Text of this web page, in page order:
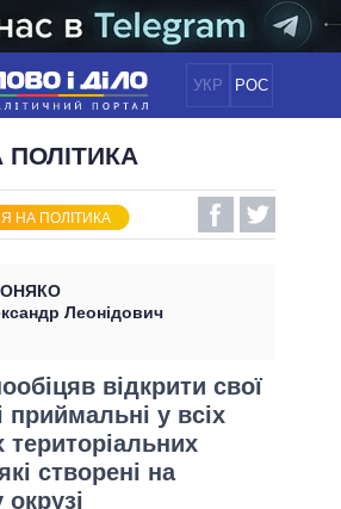
УКР РОС
НОВИНИ
ПОЛІТИКА
ЕКОНОМІКА
СВІТ
ОБIЦЯНКИ
ОФІС
ІНФОГРАФІКА
ПІДТРИМАТИ
ПОЛІТИКІВ
ПОЛІТИКА
НА ПОЛІТИКА
Леонідович
відкрити свої
приймальні у всіх
створені на